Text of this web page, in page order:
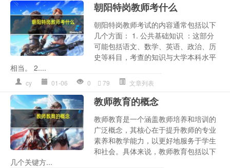
朝阳特岗教师考什么
朝阳特岗教师考试的内容通常包括以下
几个方面： 1. 公共基础知识 ：这部分
可能包括语文、数学、英语、政治、历
史等科目，考查的知识与大学本科水平
相当。 2....
cy 01-06 0 79 文章列表
教师教育的概念
教师教育是一个涵盖教师培养和培训的
广泛概念，其核心在于提升教师的专业
素养和教学能力，以更好地服务于学生
和社会。具体来说，教师教育包括以下
几个关键方...